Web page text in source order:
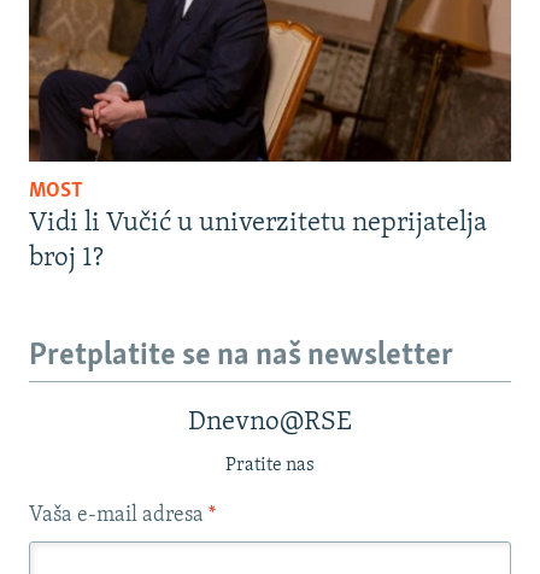
MOST
Vidi li Vučić u univerzitetu neprijatelja
broj 1?
Pretplatite se na naš newsletter
Dnevno@RSE
Pratite nas
Vaša e-mail adresa *